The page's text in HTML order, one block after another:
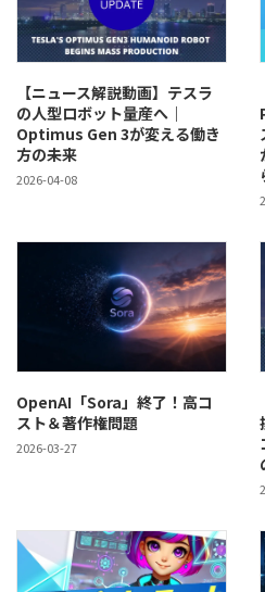
【ニュース解説動画】テスラ
の人型ロボット量産へ｜
Optimus Gen 3が変える働き
方の未来
2026-04-08
OpenAI「Sora」終了！高コ
スト＆著作権問題
2026-03-27